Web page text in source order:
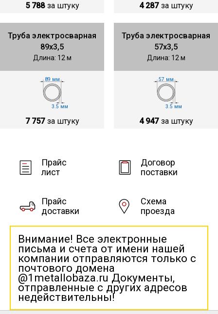
5 788 за штуку 4 287 за штуку
Труба электросварная
89х3,5
Длина: 12 м
89 мм
3.5 мм
7 757 за штуку
Труба электросварная
57х3,5
Длина: 12 м
57 мм
3.5 мм
4 947 за штуку
Прайс
лист
Договор
поставки
Прайс
доставки
Схема
проезда
Внимание! Все электронные
письма и счета от имени нашей
компании отправляются только с
почтового домена
@1metallobaza.ru Документы,
отправленные с других адресов
недействительны!